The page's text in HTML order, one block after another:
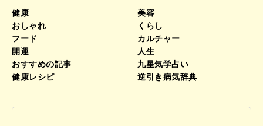
健康
美容
おしゃれ
くらし
フード
カルチャー
開運
人生
おすすめの記事
九星気学占い
健康レシピ
逆引き病気辞典